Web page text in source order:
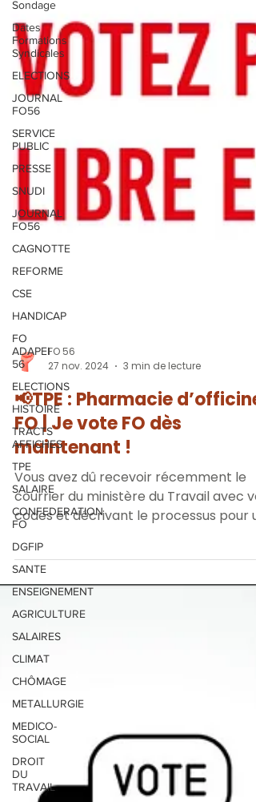
Sondage
Dates
Formations
Syndicales
ELECTIONS
JOURNAL
FO56
SERVICE
PUBLIC
PRESSE
SNUDI
JOURNAL
FO56
CAGNOTTE
REFORME
CSE
HANDICAP
FO
ADAPEI
56
ELECTIONS
HISTOIRE
TRACTS
AFFICHES
TPE
SALAIRE
CONFEDERATION
FO
DGFIP
SANTE
ENSEIGNEMENT
AGRICULTURE
SALAIRES
CLIMAT
CHÔMAGE
METALLURGIE
MEDICO-
SOCIAL
DROIT
DU
TRAVAIL
FO 56
27 nov. 2024
📢TPE : Pharmacie d’officine
FO | Je vote FO dès
maintenant !
Vous avez dû recevoir récemment le
courrier du ministère du Travail avec
vote, soit sur...